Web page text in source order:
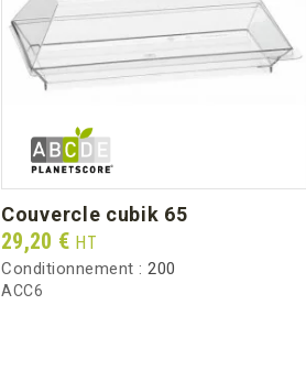
couvercle cubik 65
Prix
29,20 € HT
Conditionnement : 200
ACC6